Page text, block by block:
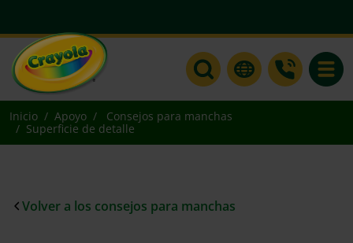
Inicio Apoyo
Consejos para manchas
Superficie de detalle
Volver a los consejos para manchas